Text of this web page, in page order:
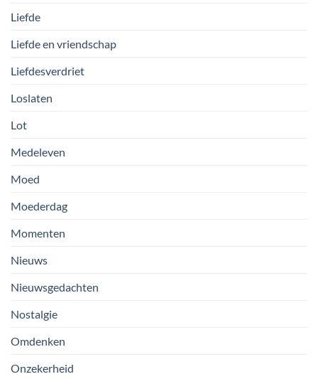
Liefde
Liefde en vriendschap
Liefdesverdriet
Loslaten
Lot
Medeleven
Moed
Moederdag
Momenten
Nieuws
Nieuwsgedachten
Nostalgie
Omdenken
Onzekerheid